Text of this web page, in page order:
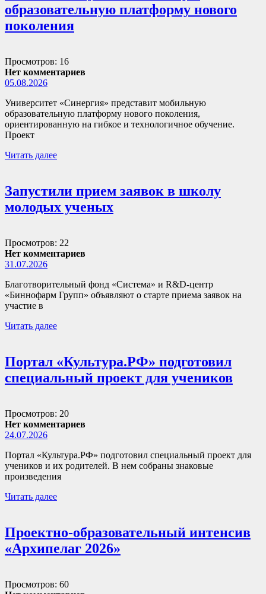
образовательную платформу нового
поколения
Просмотров: 16
Нет комментариев
05.08.2026
Университет «Синергия» представит мобильную
образовательную платформу нового поколения,
ориентированную на гибкое и технологичное обучение.
Проект
Читать далее
Запустили прием заявок в школу
молодых ученых
Просмотров: 22
Нет комментариев
31.07.2026
Благотворительный фонд «Система» и R&D-центр
«Биннофарм Групп» объявляют о старте приема заявок на
участие в
Читать далее
Портал «Культура.РФ» подготовил
специальный проект для учеников
Просмотров: 20
Нет комментариев
24.07.2026
Портал «Культура.РФ» подготовил специальный проект для
учеников и их родителей. В нем собраны знаковые
произведения
Читать далее
Проектно-образовательный интенсив
«Архипелаг 2026»
Просмотров: 60